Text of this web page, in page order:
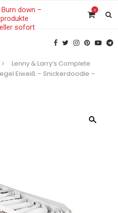
0
Lenny & Larry’s Complete
Eiweiß – Snickerdoodle –